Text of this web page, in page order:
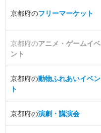
京都府のフリーマーケット
京都府のアニメ・ゲームイベ
ント
京都府の動物ふれあいイベン
ト
京都府の演劇・講演会